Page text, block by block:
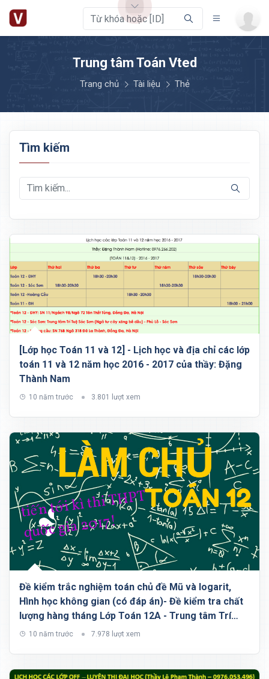
Trung tâm Toán Vted
Trang chủ Tài liệu Thẻ
Tìm kiếm
[Lớp học Toán 11 và 12] - Lịch học và địa chỉ các lớp
toán 11 và 12 năm học 2016 - 2017 của thầy: Đặng
Thành Nam
10 năm trước 3.801 lượt xem
Đề kiểm trắc nghiệm toán chủ đề Mũ và logarit,
Hình học không gian (có đáp án)- Đề kiểm tra chất
lượng hàng tháng Lớp Toán 12A - Trung tâm Trí
Tuệ Sóc Sơn
10 năm trước 7.978 lượt xem